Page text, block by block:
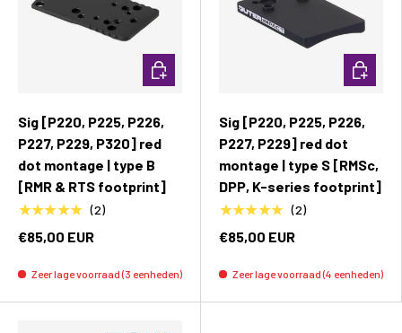
Sig [P220, P225, P226,
P227, P229, P320] red
dot montage | type B
[RMR & RTS footprint]
★★★★★ (2)
€85,00 EUR
Zeer lage voorraad (3 eenheden)
Toevoegen aan winkelwagen
Sig [P220, P225, P226,
P227, P229] red dot
montage | type S [RMSc,
DPP, K-series footprint]
★★★★★ (2)
€85,00 EUR
Zeer lage voorraad (4 eenheden)